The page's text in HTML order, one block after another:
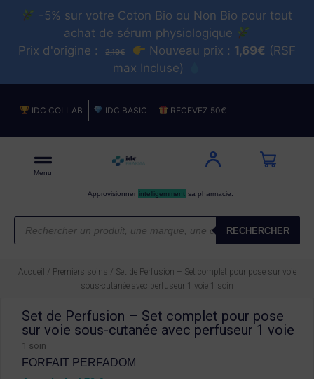
-5% sur votre Coton Bio ou Non Bio pour tout
achat de sérum physiologique
Prix d'origine :
2,19€ Nouveau prix : 1,69€ (RSF
max Incluse)
IDC COLLAB IDC BASIC RECEVEZ 50€
Menu
Approvisionner intelligemment sa pharmacie.
RECHERCHER
Accueil / Premiers soins / Set de Perfusion – Set complet pour pose sur voie
sous-cutanée avec perfuseur 1 voie 1 soin
Set de Perfusion – Set complet pour pose
sur voie sous-cutanée avec perfuseur 1 voie
1 soin
FORFAIT PERFADOM